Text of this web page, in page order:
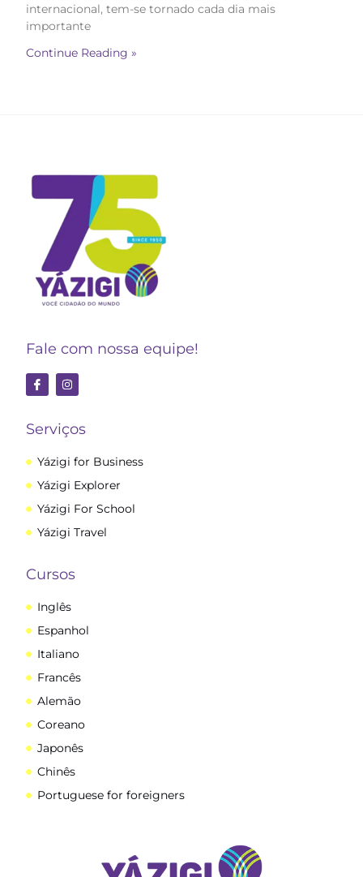
internacional, tem-se tornado cada dia mais
importante
Continue Reading »
Fale com nossa equipe!
Serviços
Yázigi for Business
Yázigi Explorer
Yázigi For School
Yázigi Travel
Cursos
Inglês
Espanhol
Italiano
Francês
Alemão
Coreano
Japonês
Chinês
Portuguese for foreigners